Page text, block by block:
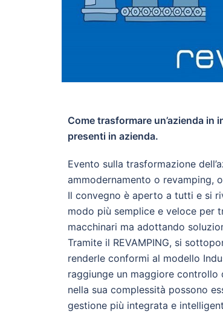
Come trasformare un’azienda
presenti in azienda.
Evento sulla trasformazione
ammodernamento o revamping,
Il convegno è aperto a tutti e si
modo più semplice e veloce per
macchinari ma adottando
Tramite il REVAMPING, si
renderle conformi al modello
raggiunge un maggiore
nella sua complessità possono
gestione più integrata e